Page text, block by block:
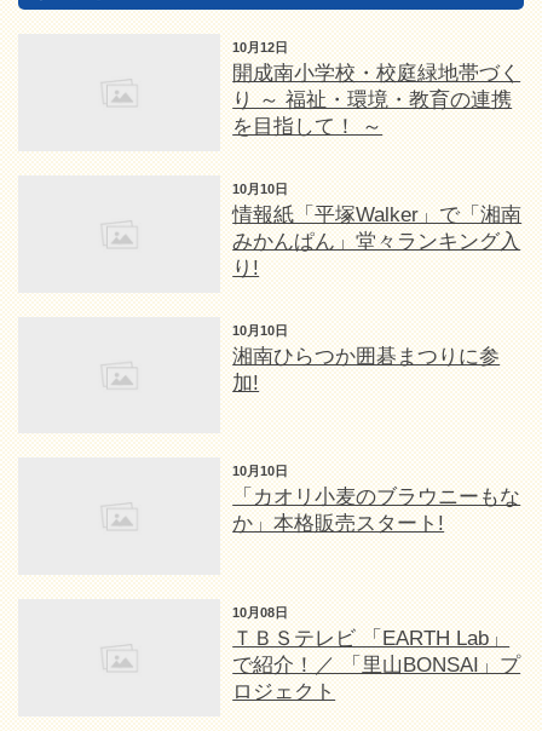
10月12日
開成南小学校・校庭緑地帯づく
り ～ 福祉・環境・教育の連携
を目指して！ ～
10月10日
情報紙「平塚Walker」で「湘南
みかんぱん」堂々ランキング入
り!
10月10日
湘南ひらつか囲碁まつりに参
加!
10月10日
「カオリ小麦のブラウニーもな
か」本格販売スタート!
10月08日
ＴＢＳテレビ 「EARTH Lab」
で紹介！／ 「里山BONSAI」プ
ロジェクト